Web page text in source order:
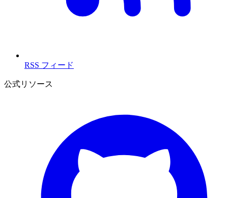
RSS フィード
公式リソース